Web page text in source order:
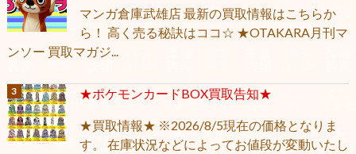
マンガ倉庫武雄店 最新の買取情報はこちらか
ら！ 高く売る秘訣はココ☆ ★OTAKARA月刊マ
ンソー 買取マガジ...
★ポケモンカードBOX買取告知★
★買取情報★ ※2026/8/5現在の価格となりま
す。 在庫状況などによってお値段が変動いたし